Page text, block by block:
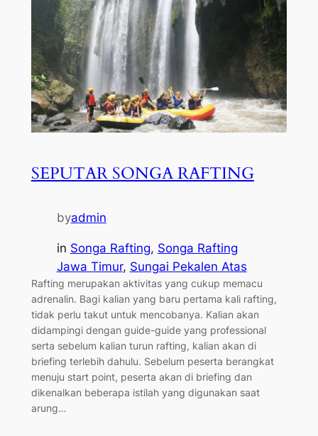
SEPUTAR SONGA RAFTING
byadmin
in Songa Rafting, Songa Rafting
Jawa Timur, Sungai Pekalen Atas
Rafting merupakan aktivitas yang cukup memacu
adrenalin. Bagi kalian yang baru pertama kali rafting,
tidak perlu takut untuk mencobanya. Kalian akan
didampingi dengan guide-guide yang professional
serta sebelum kalian turun rafting, kalian akan di
briefing terlebih dahulu. Sebelum peserta berangkat
menuju start point, peserta akan di briefing dan
dikenalkan beberapa istilah yang digunakan saat
arung…